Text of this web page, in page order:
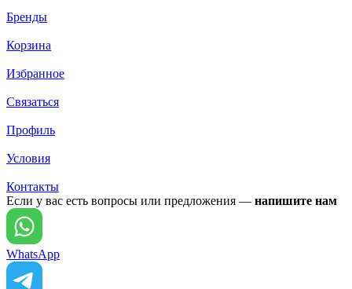
Бренды
Корзина
Избранное
Связаться
Профиль
Условия
Контакты
Если у вас есть вопросы или предложения — напишите нам
WhatsApp